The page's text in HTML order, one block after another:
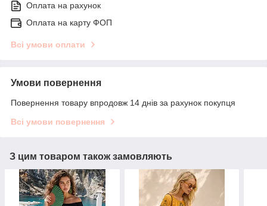
Оплата на рахунок
Оплата на карту ФОП
Всі умови оплати
Умови повернення
Повернення товару впродовж 14 днів за рахунок покупця
Всі умови повернення
З цим товаром також замовляють